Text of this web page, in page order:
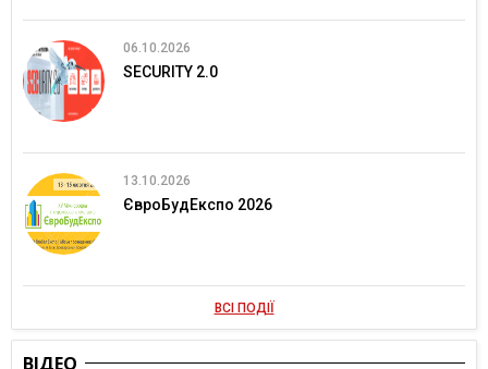
06.10.2026
SECURITY 2.0
13.10.2026
ЄвроБудЕкспо 2026
ВСІ ПОДІЇ
ВІДЕО